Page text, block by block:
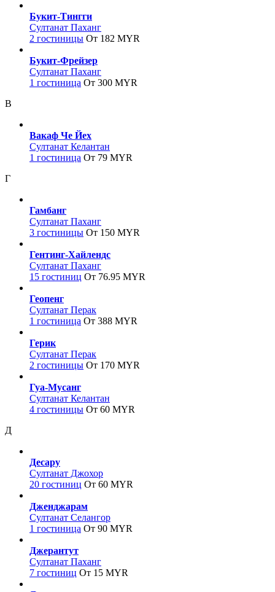
Букит-Тингги
Султанат Паханг
2 гостиницы От 182 MYR
Букит-Фрейзер
Султанат Паханг
1 гостиница От 300 MYR
В
Вакаф Че Йех
Султанат Келантан
1 гостиница От 79 MYR
Г
Гамбанг
Султанат Паханг
3 гостиницы От 150 MYR
Гентинг-Хайлендс
Султанат Паханг
15 гостиниц От 76.95 MYR
Геопенг
Султанат Перак
1 гостиница От 388 MYR
Герик
Султанат Перак
2 гостиницы От 170 MYR
Гуа-Мусанг
Султанат Келантан
4 гостиницы От 60 MYR
Д
Десару
Султанат Джохор
20 гостиниц От 60 MYR
Дженджарам
Султанат Селангор
1 гостиница От 90 MYR
Джерантут
Султанат Паханг
7 гостиниц От 15 MYR